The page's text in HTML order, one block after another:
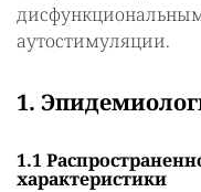
аутостимуляции.
1.
1.1
характеристики